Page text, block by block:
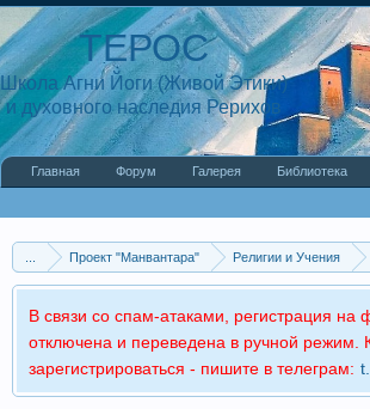
Проект "Манвантара" Религии и Учения
В связи со спам-атаками, регистрация на
отключена и переведена в ручной режим.
зарегистрироваться - пишите в телеграм:
ТЕРОС
Школа Агни Йоги (Живой Этики)
и духовного наследия Рерихов
Главная Форум Галерея Библиотека